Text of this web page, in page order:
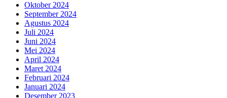
Oktober 2024
September 2024
Agustus 2024
Juli 2024
Juni 2024
Mei 2024
April 2024
Maret 2024
Februari 2024
Januari 2024
Desember 2023